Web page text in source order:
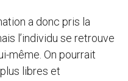
a donc pris la
l’individu se retrouve
même. On pourrait
libres et